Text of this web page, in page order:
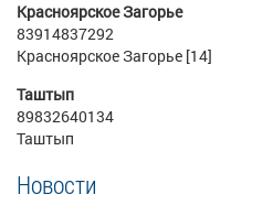
Красноярское Загорье
83914837292
Красноярское Загорье [14]
Таштып
89832640134
Таштып
Новости